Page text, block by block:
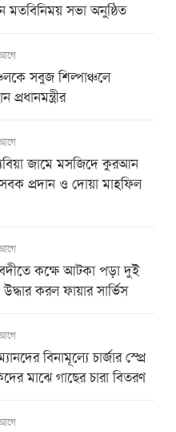
মতবিনিময় সভা অনুষ্ঠিত
সবুজ শিল্পাঞ্চলে
প্রধানমন্ত্রীর
জামে মসজিদে কুরআন
সবক প্রদান ও দোয়া মাহফিল
কক্ষে আটকা পড়া দুই
করল ফায়ার সার্ভিস
বিনামূল্যে চার্জার স্প্রে
মাঝে গাছের চারা বিতরণ